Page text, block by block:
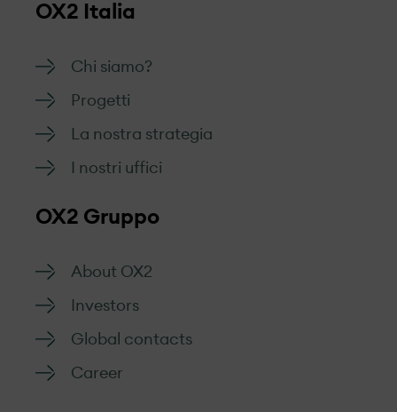
OX2 Italia
Chi siamo?
Progetti
La nostra strategia
I nostri uffici
OX2 Gruppo
About OX2
Investors
Global contacts
Career